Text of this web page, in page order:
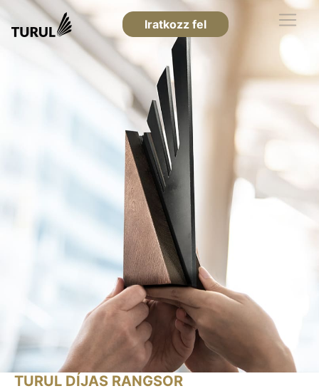
Iratkozz fel
TURUL DÍJAS RANGSOR